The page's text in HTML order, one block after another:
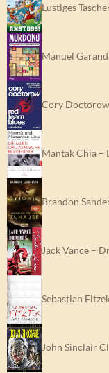
Lustiges
Manuel
Cory
Mantak Chia –
Brandon
Jack Vance –
Sebastian
John Sinclair